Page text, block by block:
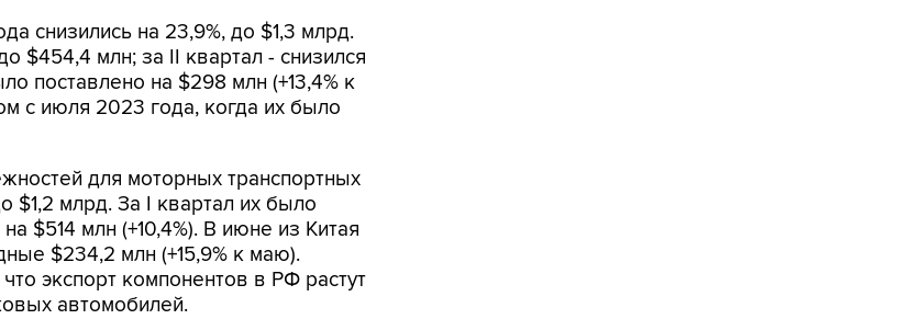
снизились на 23,9%, до $1,3 млрд.
$454,4 млн; за II квартал - снизился
поставлено на $298 млн (+13,4% к
с июля 2023 года, когда их было
для моторных транспортных
$1,2 млрд. За I квартал их было
$514 млн (+10,4%). В июне из Китая
$234,2 млн (+15,9% к маю).
экспорт компонентов в РФ растут
автомобилей.